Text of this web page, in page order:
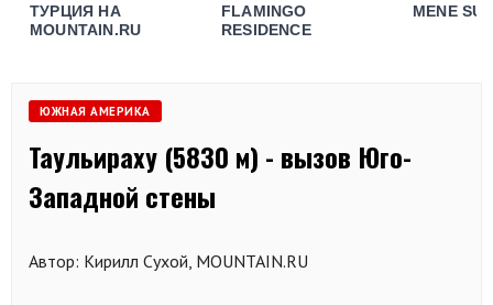
ТУРЦИЯ НА
MOUNTAIN.RU
FLAMINGO
RESIDENCE
MENE
ЮЖНАЯ АМЕРИКА
Таульираху (5830 м) - вызов Юго-
Западной стены
Автор: Кирилл Сухой, MOUNTAIN.RU